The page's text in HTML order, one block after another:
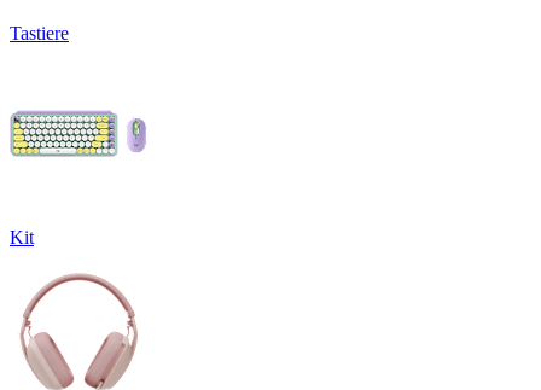
Tastiere
Kit